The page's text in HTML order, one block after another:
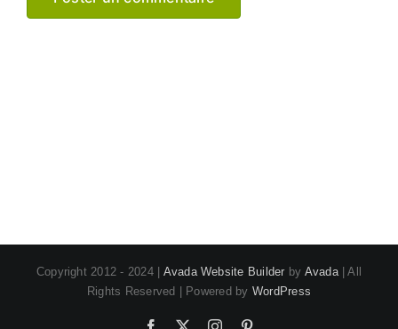
Copyright 2012 - 2024 | Avada Website Builder by Avada| All
Rights Reserved | Powered by WordPress
Facebook Instagram